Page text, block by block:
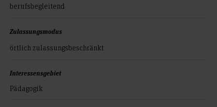
berufsbegleitend
Zulassungsmodus
örtlich zulassungs­beschränkt
Interessensgebiet
Pädagogik